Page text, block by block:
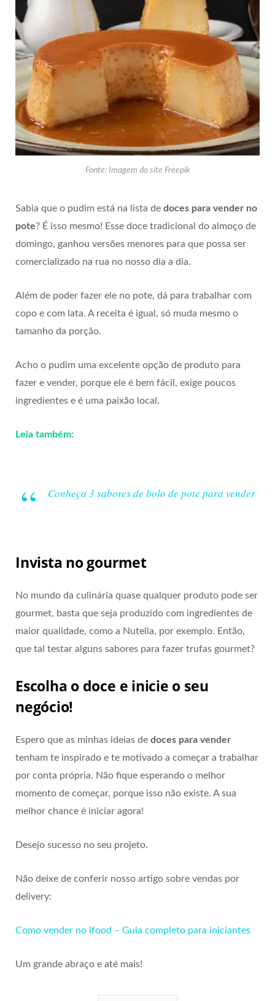
Fonte: Imagem do site Freepik
Sabia que o pudim está na lista de doces para vender no
pote? É isso mesmo! Esse doce tradicional do almoço de
domingo, ganhou versões menores para que possa ser
comercializado na rua no nosso dia a dia.
Além de poder fazer ele no pote, dá para trabalhar com
copo e com lata. A receita é igual, só muda mesmo o
tamanho da porção.
Acho o pudim uma excelente opção de produto para
fazer e vender, porque ele é bem fácil, exige poucos
ingredientes e é uma paixão local.
Leia também:
Conheça 3 sabores de bolo de pote para vender
Invista no gourmet
No mundo da culinária quase qualquer produto pode ser
gourmet, basta que seja produzido com ingredientes de
maior qualidade, como a Nutella, por exemplo. Então,
que tal testar alguns sabores para fazer trufas gourmet?
Escolha o doce e inicie o seu
negócio!
Espero que as minhas ideias de doces para vender
tenham te inspirado e te motivado a começar a trabalhar
por conta própria. Não fique esperando o melhor
momento de começar, porque isso não existe. A sua
melhor chance é iniciar agora!
Desejo sucesso no seu projeto.
Não deixe de conferir nosso artigo sobre vendas por
delivery:
Como vender no ifood – Guia completo para iniciantes
Um grande abraço e até mais!